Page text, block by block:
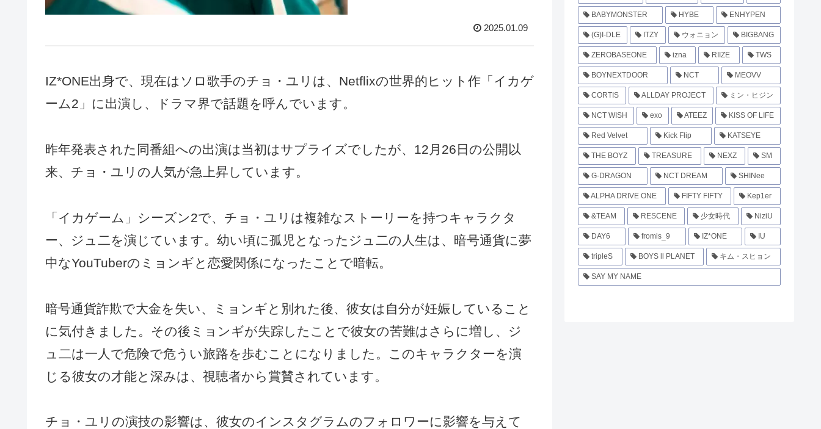
2025.01.09
IZ*ONE出身で、現在はソロ歌手のチョ・ユリは、Netflixの世界的ヒット作「イカゲ
ーム2」に出演し、ドラマ界で話題を呼んでいます。
昨年発表された同番組への出演は当初はサプライズでしたが、12月26日の公開以
来、チョ・ユリの人気が急上昇しています。
「イカゲーム」シーズン2で、チョ・ユリは複雑なストーリーを持つキャラクタ
ー、ジュ二を演じています。幼い頃に孤児となったジュ二の人生は、暗号通貨に夢
中なYouTuberのミョンギと恋愛関係になったことで暗転。
暗号通貨詐欺で大金を失い、ミョンギと別れた後、彼女は自分が妊娠していること
に気付きました。その後ミョンギが失踪したことで彼女の苦難はさらに増し、ジ
ュ二は一人で危険で危うい旅路を歩むことになりました。このキャラクターを演
じる彼女の才能と深みは、視聴者から賞賛されています。
チョ・ユリの演技の影響は、彼女のインスタグラムのフォロワーに影響を与えて
BABYMONSTER HYBE ENHYPEN
(G)I-DLE ITZY ウォニョン BIGBANG
ZEROBASEONE izna RIIZE TWS
BOYNEXTDOOR NCT MEOVV
CORTIS ALLDAY PROJECT ミン・ヒジン
NCT WISH exo ATEEZ KISS OF LIFE
Red Velvet Kick Flip KATSEYE
THE BOYZ TREASURE NEXZ SM
G-DRAGON NCT DREAM SHINee
ALPHA DRIVE ONE FIFTY FIFTY Kep1er
&TEAM RESCENE 少女時代 NiziU
DAY6 fromis_9 IZ*ONE IU
tripleS BOYS ll PLANET キム・スヒョン
SAY MY NAME